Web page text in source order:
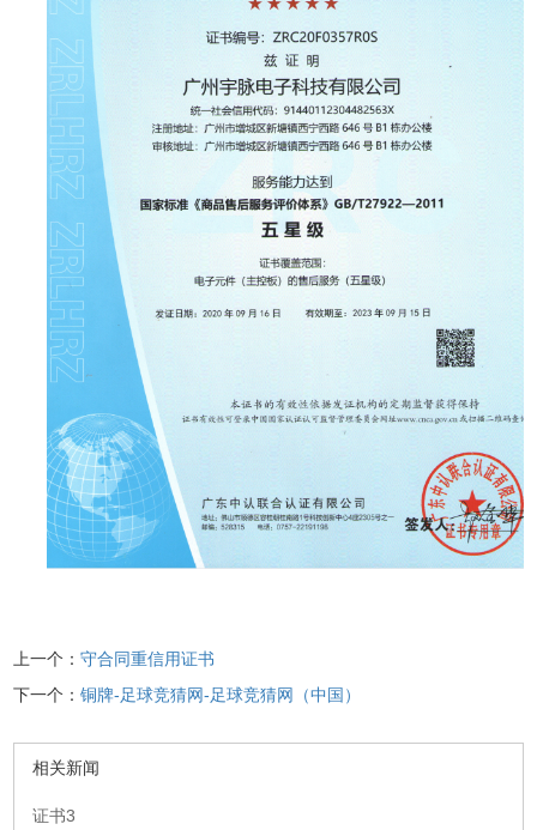
上一个：守合同重信用证书
下一个：铜牌-足球竞猜网-足球竞猜网（中国）
相关新闻
证书3